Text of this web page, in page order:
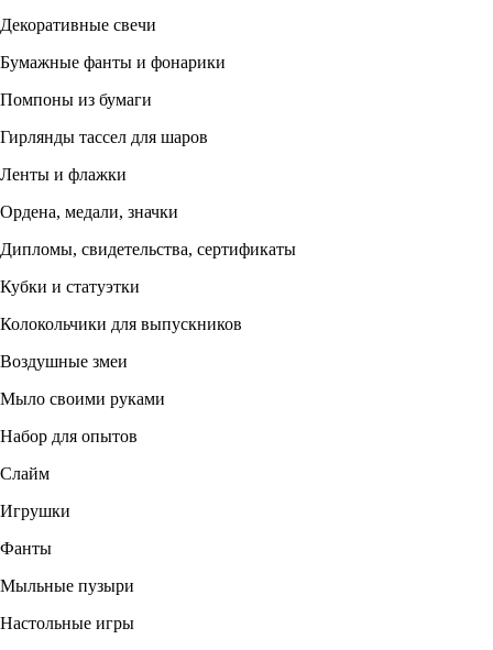
Декоративные свечи
Бумажные фанты и фонарики
Помпоны из бумаги
Гирлянды тассел для шаров
Ленты и флажки
Ордена, медали, значки
Дипломы, свидетельства, сертификаты
Кубки и статуэтки
Колокольчики для выпускников
Воздушные змеи
Мыло своими руками
Набор для опытов
Слайм
Игрушки
Фанты
Мыльные пузыри
Настольные игры